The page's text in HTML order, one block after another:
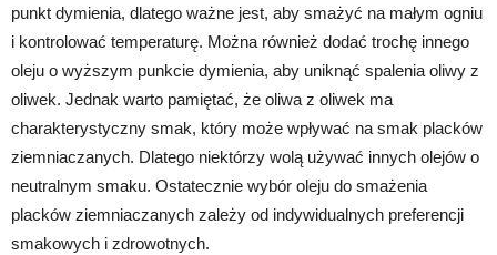
punkt dymienia, dlatego ważne jest, aby smażyć na małym ogniu
i kontrolować temperaturę. Można również dodać trochę innego
oleju o wyższym punkcie dymienia, aby uniknąć spalenia oliwy z
oliwek. Jednak warto pamiętać, że oliwa z oliwek ma
charakterystyczny smak, który może wpływać na smak placków
ziemniaczanych. Dlatego niektórzy wolą używać innych olejów o
neutralnym smaku. Ostatecznie wybór oleju do smażenia
placków ziemniaczanych zależy od indywidualnych preferencji
smakowych i zdrowotnych.